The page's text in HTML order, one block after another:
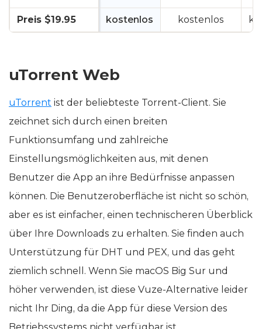
Preis $19.95 kostenlos kostenlos
uTorrent Web
uTorrent ist der beliebteste Torrent-Client. Sie
zeichnet sich durch einen breiten
Funktionsumfang und zahlreiche
Einstellungsmöglichkeiten aus, mit denen
Benutzer die App an ihre Bedürfnisse anpassen
können. Die Benutzeroberfläche ist nicht so schön,
aber es ist einfacher, einen technischeren Überblick
über Ihre Downloads zu erhalten. Sie finden auch
Unterstützung für DHT und PEX, und das geht
ziemlich schnell. Wenn Sie macOS Big Sur und
höher verwenden, ist diese Vuze-Alternative leider
nicht Ihr Ding, da die App für diese Version des